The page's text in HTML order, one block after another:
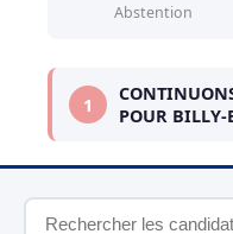
Abstention
1
POUR BILLY-